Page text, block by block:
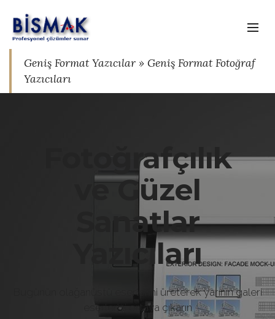
Geniş Format Yazıcılar » Geniş Format Fotoğraf
Yazıcıları
Fotoğrafçılık
ve Güzel
Sanatlar
Yazıcıları
Bugünün olağanüstü eserlerini üreterek yarınıngaleri
eserlerini ortaya çıkarın